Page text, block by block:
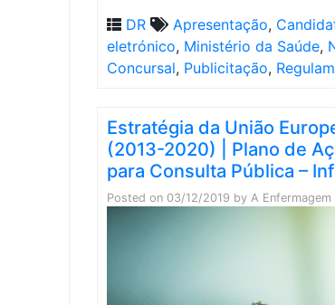
DR
Apresentação,
eletrónico, Ministério da Saúde,
Concursal, Publicitação,
Estratégia da União
(2013-2020) | Plano de
para Consulta Pública –
Posted on 03/12/2019 by A Enfermagem